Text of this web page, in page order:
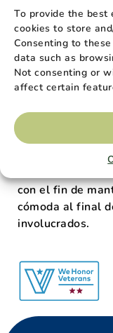
To provide the best
cookies to store
Consenting to
data such as
Not consenting or
affect certain
Honramos a
Los
reconociendo y
veteranos, sino
realizados por
que pueden
y tratan de
con el fin de
cómoda al final
involucrados.